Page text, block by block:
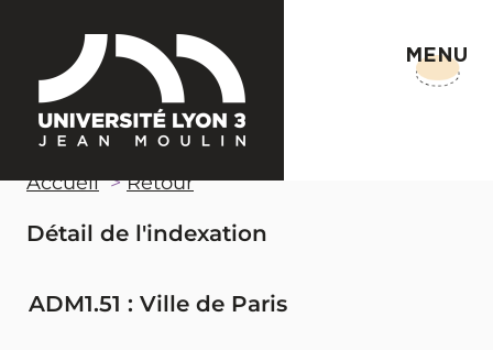
MENU
Accueil Retour
Détail de l'indexation
ADM1.51 : Ville de Paris